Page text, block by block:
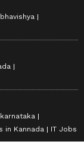
in Kannada IT Jobs